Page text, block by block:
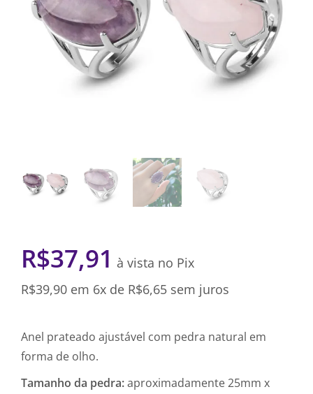
R$37,91 à vista no Pix
R$39,90 em 6x de R$6,65 sem juros
Anel prateado ajustável com pedra natural em
forma de olho.
Tamanho da pedra:aproximadamente 25mm x